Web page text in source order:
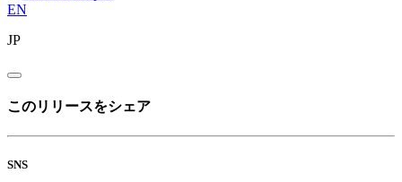
EN
JP
このリリースをシェア
SNS